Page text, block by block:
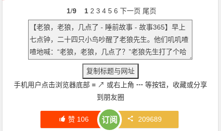
1/9 1 2 3 4 5 6 下一页 尾页
手机用户点击浏览器底部 ≡ ↗ 或右上角 ┅ 等按钮，收藏或分享
到朋友圈
赞 106 订阅 209689